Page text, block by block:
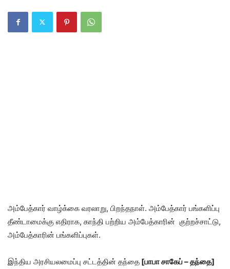
அம்பேத்கார் வாழ்க்கை வரலாறு, பிறந்தநாள். அம்பேத்கார் பங்களிப்பு
தீண்டாமைக்கு எதிராக, காந்தி பற்றிய அம்பேத்காரின் குற்றச்சாட்டு,
அம்பேத்காரின் பங்களிப்புகள்.
இந்திய அரசியலமைப்பு சட்டத்தின் தந்தை [பாபா சாகேப் – தந்தை]